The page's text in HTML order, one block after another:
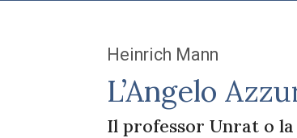
Heinrich Mann
L’Angelo
Il professor Unrat o